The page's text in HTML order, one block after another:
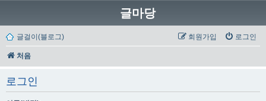
글마당
글걸이(블로그) 로그인
회원가입
처음
로그인